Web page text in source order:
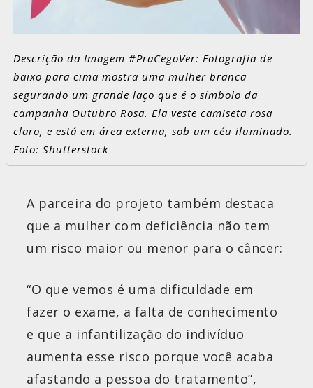
Descrição da Imagem #PraCegoVer: Fotografia de
baixo para cima mostra uma mulher branca
segurando um grande laço que é o símbolo da
campanha Outubro Rosa. Ela veste camiseta rosa
claro, e está em área externa, sob um céu iluminado.
Foto: Shutterstock
A parceira do projeto também destaca
que a mulher com deficiência não tem
um risco maior ou menor para o câncer:
“O que vemos é uma dificuldade em
fazer o exame, a falta de conhecimento
e que a infantilização do indivíduo
aumenta esse risco porque você acaba
afastando a pessoa do tratamento”,